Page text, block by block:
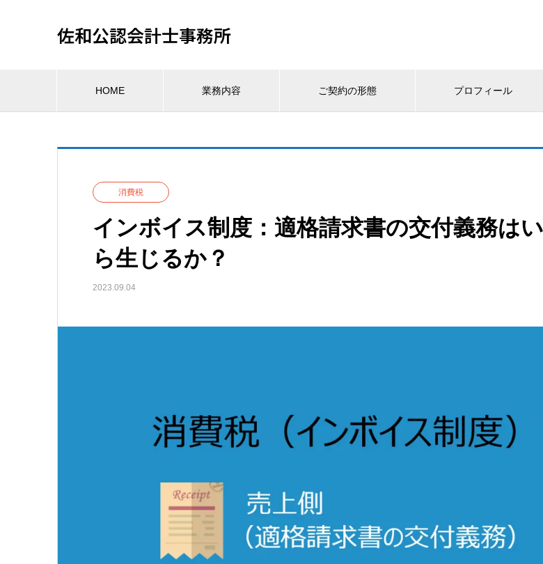
佐和公認会計士事務所
HOME 業務内容 ご契約の形態 プロフィール
消費税
インボイス制度：適格請求書の交付義務は
ら生じるか？
2023.09.04